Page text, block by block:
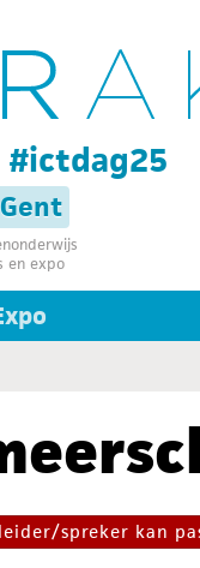
#ictdag25
en expo
spreker kan